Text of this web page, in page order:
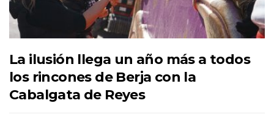
La ilusión llega un año más a todos
los rincones de Berja con la
Cabalgata de Reyes